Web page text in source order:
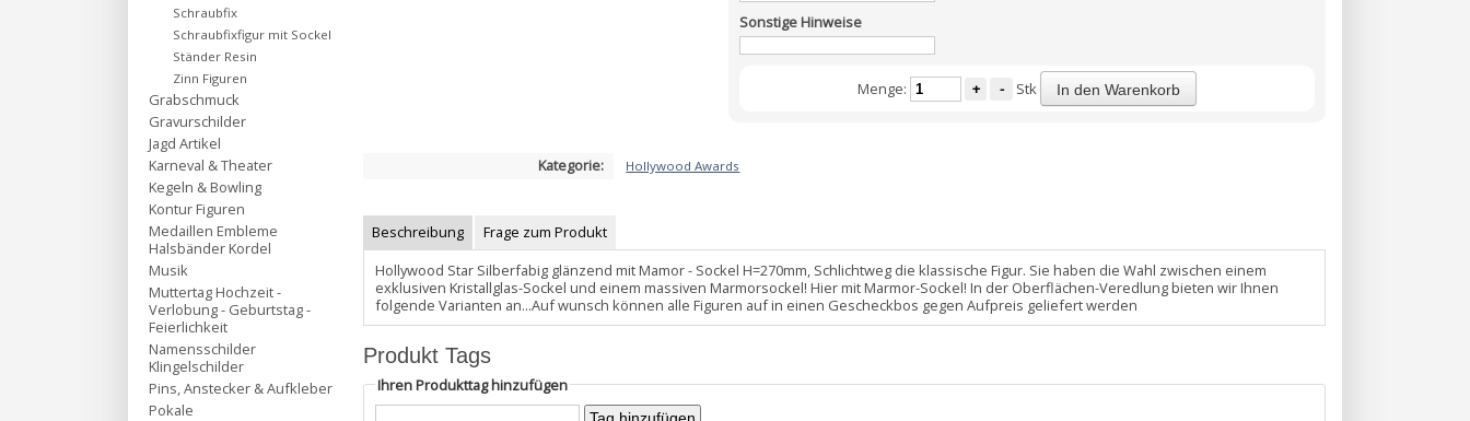
Sonstige Hinweise
Menge: + - Stk In den Warenkorb
Kategorie: Hollywood Awards
Beschreibung
Frage zum Produkt
Hollywood Star Silberfabig glänzend mit Mamor - Sockel H=270mm, Schlichtweg die klassische Figur. Sie haben die Wahl zwischen einem
exklusiven Kristallglas-Sockel und einem massiven Marmorsockel! Hier mit Marmor-Sockel! In der Oberflächen-Veredlung bieten wir Ihnen
folgende Varianten an...Auf wunsch können alle Figuren auf in einen Gescheckbos gegen Aufpreis geliefert werden
Produkt Tags
Ihren Produkttag hinzufügen
Schraubfix
Schraubfixfigur mit Sockel
Ständer Resin
Zinn Figuren
Grabschmuck
Gravurschilder
Jagd Artikel
Karneval & Theater
Kegeln & Bowling
Kontur Figuren
Medaillen Embleme
Halsbänder Kordel
Musik
Muttertag Hochzeit -
Verlobung - Geburtstag -
Feierlichkeit
Namensschilder
Klingelschilder
Pins, Anstecker & Aufkleber
Pokale